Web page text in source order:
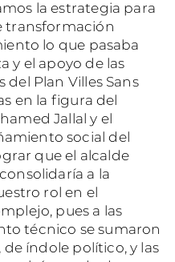
la estrategia para
transformación
lo que pasaba
y el apoyo de las
Plan Villes Sans
en la figura del
Jallal y el
social del
que el alcalde
a la
rol en el
pues a las
técnico se sumaron
índole político, y las